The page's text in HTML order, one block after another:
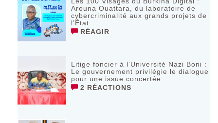
Arouna Ouattara, du laboratoire de
cybercriminalité aux grands projets de
l’État
RÉAGIR
Litige foncier à l’Université Nazi Boni :
Le gouvernement privilégie le dialogue
pour une issue concertée
2 RÉACTIONS